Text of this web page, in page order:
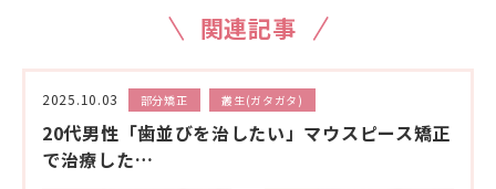
関連記事
2025.10.03 部分矯正 叢生(ガタガタ)
20代男性「歯並びを治したい」マウスピース矯正
で治療した…